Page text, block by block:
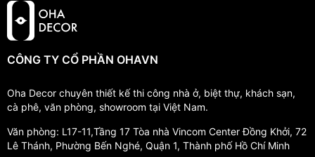
CÔNG TY CỔ PHẦN OHAVN
Oha Decor chuyên thiết kế thi công nhà ở, biệt thự, khách sạn,
cà phê, văn phòng, showroom tại Việt Nam.
Văn phòng: L17-11,Tầng 17 Tòa nhà Vincom Center Đồng Khởi, 72
Lê Thánh, Phường Bến Nghé, Quận 1, Thành phố Hồ Chí Minh